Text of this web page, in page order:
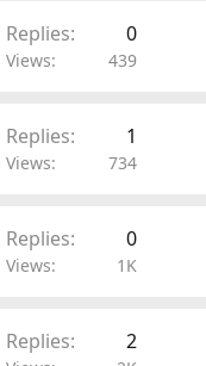
Replies 0
Views 439
Replies 1
Views 734
Replies 0
Views 1K
Replies 2